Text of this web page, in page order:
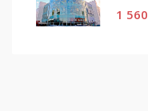
1 560